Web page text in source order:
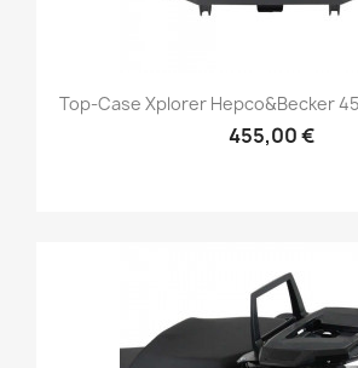
Top-Case Xplorer Hepco&Becker
455,00 €